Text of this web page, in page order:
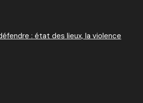
: état des lieux, la violence